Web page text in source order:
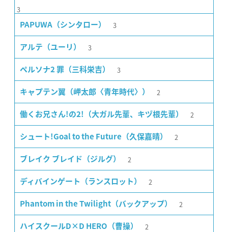
3
PAPUWA（シンタロー） 3
アルテ（ユーリ） 3
ペルソナ2 罪（三科栄吉） 3
キャプテン翼（岬太郎〈青年時代〉） 2
働くお兄さん!の2!（大ガル先輩、キヅ根先輩） 2
シュート!Goal to the Future（久保嘉晴） 2
ブレイク ブレイド（ジルグ） 2
ディバインゲート（ランスロット） 2
Phantom in the Twilight（バックアップ） 2
ハイスクールD×D HERO（曹操） 2